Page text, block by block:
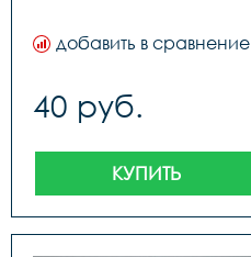
добавить в сравнение
40 руб.
КУПИТЬ